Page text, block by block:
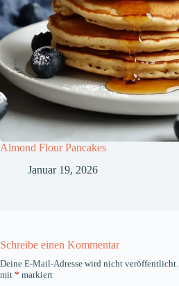
Almond Flour Pancakes
Januar 19, 2026
Schreibe einen Kommentar
Deine E-Mail-Adresse wird nicht veröffentlicht.
mit * markiert